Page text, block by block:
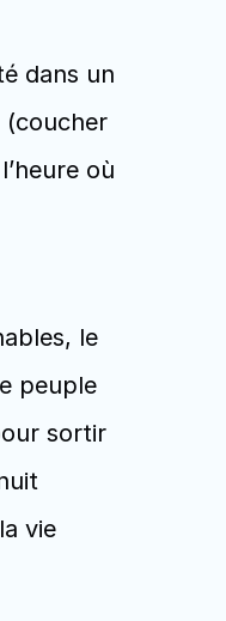
dans un
(coucher
où
le
peuple
sortir
vie